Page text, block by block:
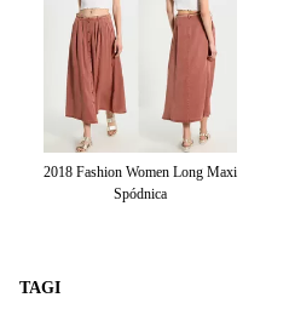
2018 Fashion Women Long Maxi
Spódnica
TAGI